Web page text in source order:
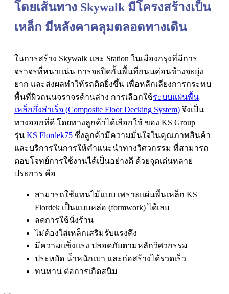
โดยเส้นทาง Skywalk มีโครงสร้างเป็น
เหล็ก มีหลังคาคลุมตลอดทางเดิน
ในการสร้าง Skywalk และ Station ในเมืองกรุงที่มีการ
จราจรที่หนาแน่น การจะปิดกั้นพื้นที่ถนนค่อนข้างจะยุ่ง
ยาก และส่งผลทำให้รถติดยิ่งขึ้น เพื่อหลีกเลี่ยงการกระทบ
พื้นที่ผิวถนนจราจรด้านล่าง การเลือกใช้ระบบแผ่นพื้น
เหล็กกึ่งสำเร็จ (Composite Floor Decking System) จึงเป็น
ทางออกที่ดี โดยทางลูกค้าได้เลือกใช้ ของ KS Group
รุ่น KS Flordek75 ซึ่งลูกค้ามีความมั่นใจในคุณภาพสินค้า
และบริการในการให้คำแนะนำทางวิศวกรรม ที่สามารถ
ตอบโจทย์การใช้งานได้เป็นอย่างดี ด้วยจุดเด่นหลาย
ประการ คือ
สามารถใช้แทนไม้แบบ เพราะแผ่นพื้นเหล็ก KS
Flordek เป็นแบบหล่อ (formwork) ได้เลย
ลดการใช้นั่งร้าน
ไม่ต้องใส่เหล็กเสริมรับแรงดึง
มีความแข็งแรง ปลอดภัยตามหลักวิศวกรรม
ประหยัด น้ำหนักเบา และก่อสร้างได้รวดเร็ว
ทนทาน ต่อการเกิดสนิม